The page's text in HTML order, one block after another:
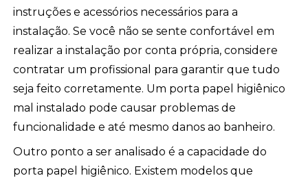
instruções e acessórios necessários para a
instalação. Se você não se sente confortável em
realizar a instalação por conta própria, considere
contratar um profissional para garantir que tudo
seja feito corretamente. Um porta papel higiênico
mal instalado pode causar problemas de
funcionalidade e até mesmo danos ao banheiro.
Outro ponto a ser analisado é a capacidade do
porta papel higiênico. Existem modelos que